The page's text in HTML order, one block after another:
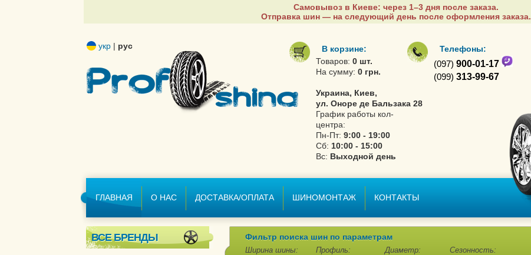
Самовывоз в Киеве: через 1–3 дня после заказа.
Отправка шин — на следующий день после оформления заказа.
укр | рус
В корзине:
Товаров: 0 шт.
На сумму: 0 грн.
Украина, Киев,
ул. Оноре де Бальзака 28
График работы кол-
центра:
Пн-Пт: 9:00 - 19:00
Сб: 10:00 - 15:00
Вс: Выходной день
Телефоны:
(097) 900-01-17
(099) 313-99-67
ГЛАВНАЯ О НАС ДОСТАВКА/ОПЛАТА ШИНОМОНТАЖ КОНТАКТЫ
ВСЕ БРЕНДЫ Фильтр поиска шин по параметрам
Ширина шины: Профиль: Диаметр: Сезонность: